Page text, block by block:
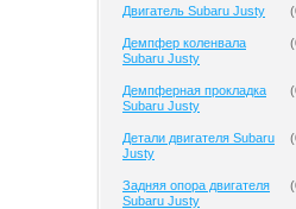
Двигатель Subaru Justy (
Демпфер коленвала
Subaru Justy
(
Демпферная прокладка
Subaru Justy
(
Детали двигателя Subaru
Justy
(
Задняя опора двигателя
Subaru Justy
(